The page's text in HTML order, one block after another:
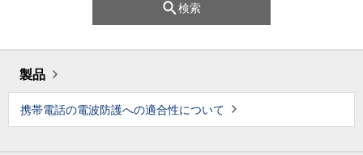
検索
製品
携帯電話の電波防護への適合性について